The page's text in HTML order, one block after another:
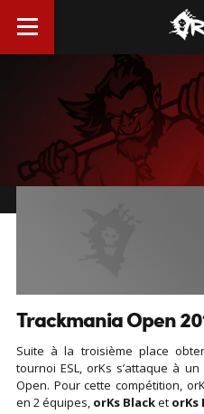
Trackmania Open
Suite à la troisième place
tournoi ESL, orKs s’attaque à
Open. Pour cette compétition,
en 2 équipes, orKs Blacket orKs